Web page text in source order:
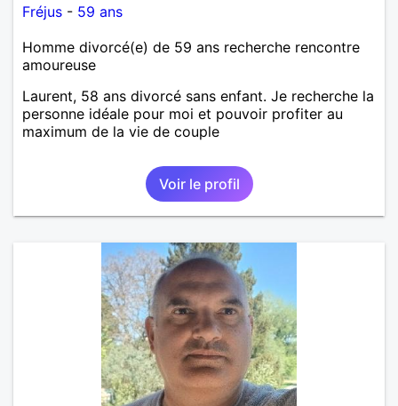
Fréjus - 59 ans
Homme divorcé(e) de 59 ans recherche rencontre
amoureuse
Laurent, 58 ans divorcé sans enfant. Je recherche la
personne idéale pour moi et pouvoir profiter au
maximum de la vie de couple
Voir le profil